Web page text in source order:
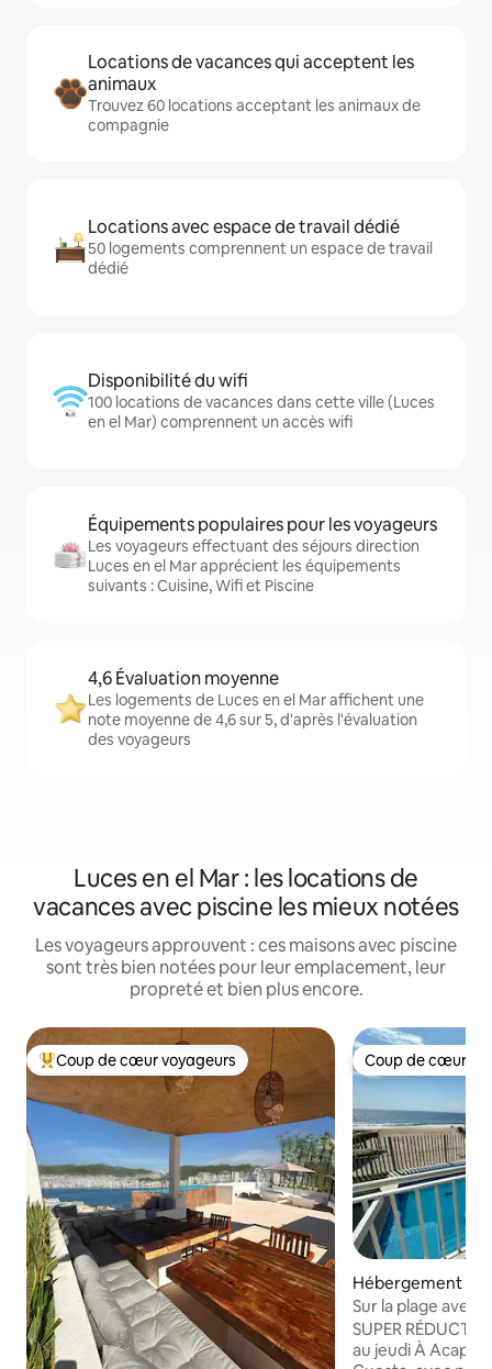
Locations de vacances qui acceptent les
animaux
Trouvez 60 locations acceptant les animaux de
compagnie
Locations avec espace de travail dédié
50 logements comprennent un espace de travail
dédié
Disponibilité du wifi
100 locations de vacances dans cette ville (Luces
en el Mar) comprennent un accès wifi
Équipements populaires pour les voyageurs
Les voyageurs effectuant des séjours direction
Luces en el Mar apprécient les équipements
suivants : Cuisine, Wifi et Piscine
4,6 Évaluation moyenne
Les logements de Luces en el Mar affichent une
note moyenne de 4,6 sur 5, d'après l'évaluation
des voyageurs
Luces en el Mar : les locations de
vacances avec piscine les mieux notées
Les voyageurs approuvent : ces maisons avec piscine
sont très bien notées pour leur emplacement, leur
propreté et bien plus encore.
Coups de cœur voyageurs les plus appréciés
Coup de cœur voyageurs Coup de cœur
Coup de cœur
Hébergement ⋅
Juárez
Sur la plage avec
du dimanche au
SUPER RÉDUCTION 🏦 de
au jeudi À Acapulco, en face de Pie de la